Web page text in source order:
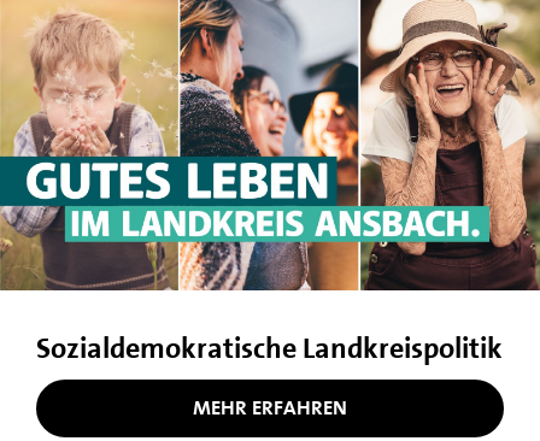
Sozialdemokratische Landkreispolitik
MEHR ERFAHREN